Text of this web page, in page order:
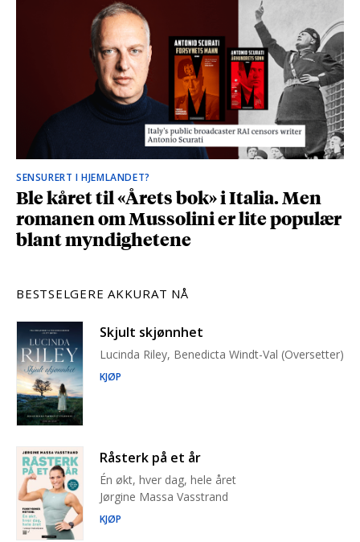
SENSURERT I HJEMLANDET?
Ble kåret til «Årets bok» i Italia. Men
romanen om Mussolini er lite populær
blant myndighetene
BESTSELGERE AKKURAT NÅ
Skjult skjønnhet
Lucinda Riley, Benedicta Windt-Val (Oversetter)
KJØP
Råsterk på et år
Én økt, hver dag, hele året
Jørgine Massa Vasstrand
KJØP